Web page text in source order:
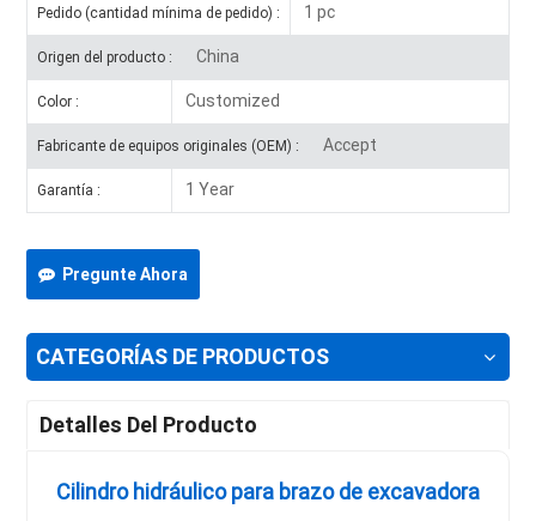
Pedido (cantidad mínima de pedido) : 1 pc
Origen del producto : China
Color : Customized
Fabricante de equipos originales (OEM) : Accept
Garantía : 1 Year
Pregunte Ahora
CATEGORÍAS DE PRODUCTOS
Detalles Del Producto
Cilindro hidráulico para brazo de excavadora